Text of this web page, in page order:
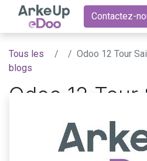
Contactez-
Tous les
blogs
Odoo 12 Tour Saint-
Odoo 12 Tour
Denis -
gold de